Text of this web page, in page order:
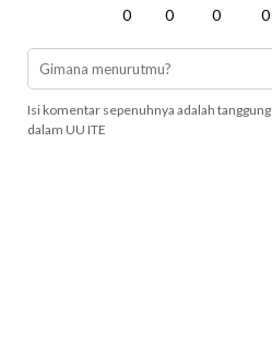
0 0 0 0
Isi komentar sepenuhnya adalah
dalam UU ITE